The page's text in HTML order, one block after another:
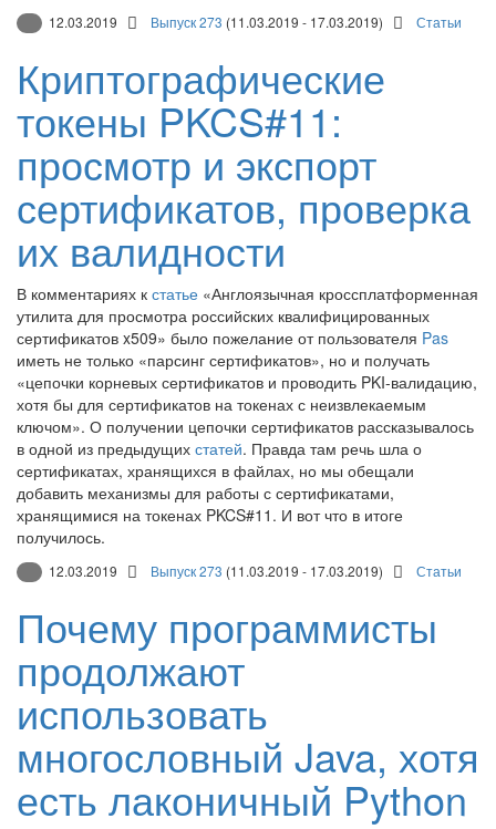
12.03.2019 Выпуск 273 (11.03.2019 - 17.03.2019) Статьи
Криптографические
токены PKCS#11:
просмотр и экспорт
сертификатов, проверка
их валидности
В комментариях к статье «Англоязычная кроссплатформенная
утилита для просмотра российских квалифицированных
сертификатов x509» было пожелание от пользователя Pas
иметь не только «парсинг сертификатов», но и получать
«цепочки корневых сертификатов и проводить PKI-валидацию,
хотя бы для сертификатов на токенах с неизвлекаемым
ключом». О получении цепочки сертификатов рассказывалось
в одной из предыдущих статей. Правда там речь шла о
сертификатах, хранящихся в файлах, но мы обещали
добавить механизмы для работы с сертификатами,
хранящимися на токенах PKCS#11. И вот что в итоге
получилось.
12.03.2019 Выпуск 273 (11.03.2019 - 17.03.2019) Статьи
Почему программисты
продолжают
использовать
многословный Java, хотя
есть лаконичный Python